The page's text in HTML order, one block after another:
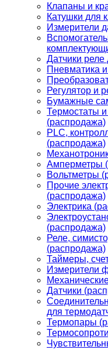
Клапаны и
Катушки для
Измерители
Датчики
Пневматика
Регулятор и
Бумажные
Термостаты
(распродажа)
PLС,
(распродажа)
Амперметры
Вольтметры
Прочие
(распродажа)
Электрика
(распродажа)
Реле,
(распродажа)
Таймеры,
Измерители
Датчики
для
Термопары